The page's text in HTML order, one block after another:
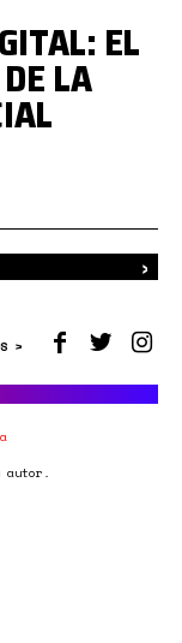
EL
LA
›
>
autor.